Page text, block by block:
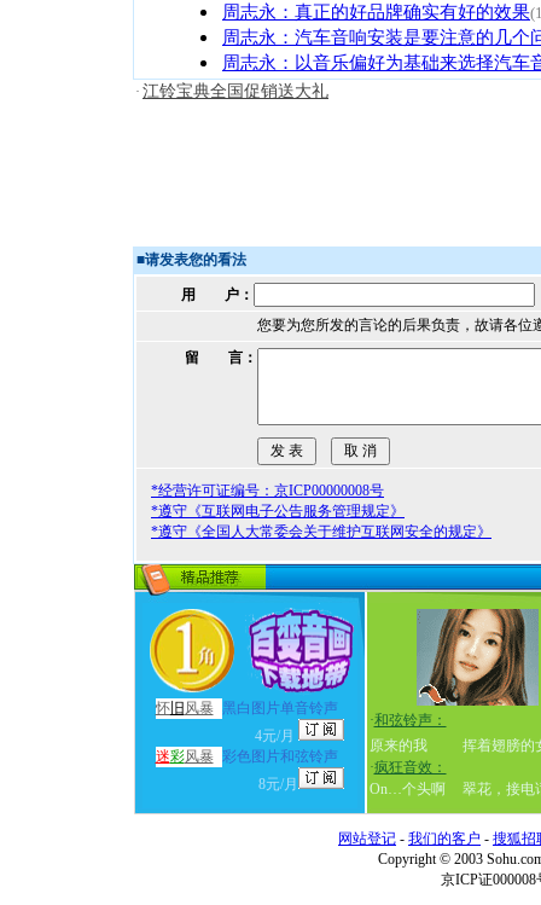
周志永：真正的好品牌确实有好的效果
周志永：汽车音响安装是要注意的几个
周志永：以音乐偏好为基础来选择汽车
· 江铃宝典全国促销送大礼
■请发表您的看法
用 户：
您要为您所发的言论的后果负责，故请各位
留 言：
*经营许可证编号：京ICP00000008号
*遵守《互联网电子公告服务管理规定》
*遵守《全国人大常委会关于维护互联网安全的规定》
怀旧 风暴
黑白图片单音铃声
4元/月
迷彩风暴 彩色图片和弦铃声
8元/月
·和弦铃声：
原来的我
挥着翅膀的
·疯狂音效：
On…个头啊
翠花，接
网站登记 - 我们的客户 - 搜狐招
Copyright © 2003
京ICP证